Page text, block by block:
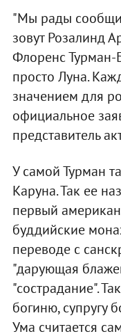
"Мы рады
зовут Розалинд
Флоренс Турман-
просто Луна.
значением для
официальное
представитель
У самой Турман
Каруна. Так ее
первый
буддийские
переводе с
"дарующая
"сострадание".
богиню, супругу
Ума считается